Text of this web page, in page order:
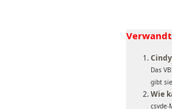
Das
gibt
Wie
csvde-